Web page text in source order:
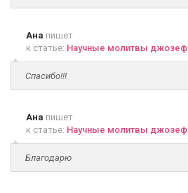
Ана пишет
к статье: Научные молитвы
Спасибо!!!
Ана пишет
к статье: Научные молитвы
Благодарю